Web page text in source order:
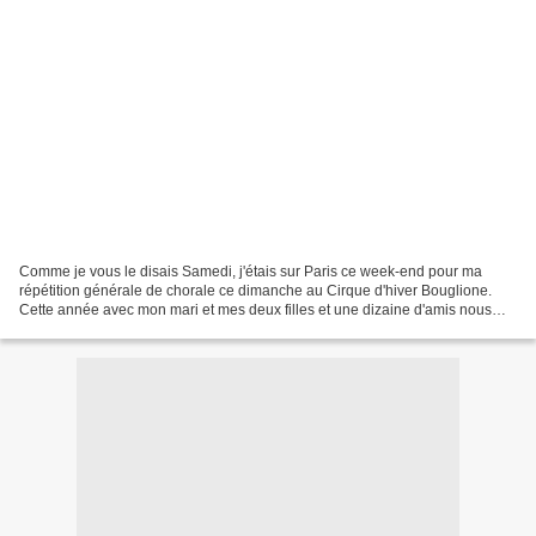
Comme je vous le disais Samedi, j'étais sur Paris ce week-end pour ma
répétition générale de chorale ce dimanche au Cirque d'hiver Bouglione.
Cette année avec mon mari et mes deux filles et une dizaine d'amis nous